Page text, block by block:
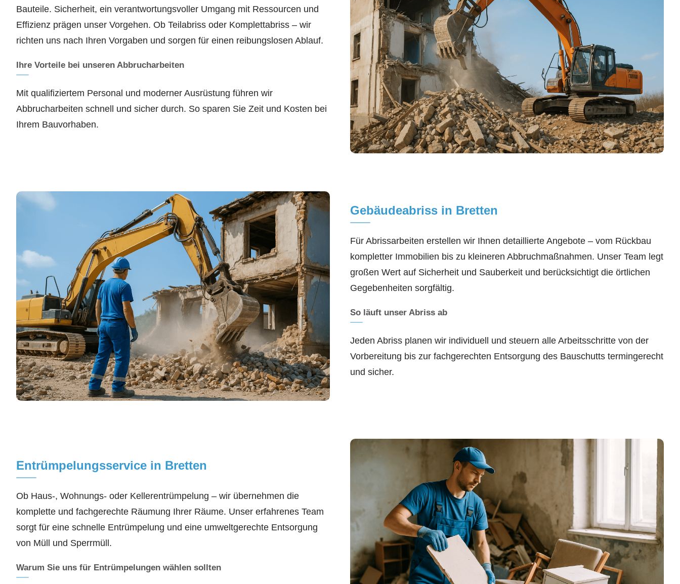
Bauteile. Sicherheit, ein verantwortungsvoller Umgang mit Ressourcen und
Effizienz prägen unser Vorgehen. Ob Teilabriss oder Komplettabriss – wir
richten uns nach Ihren Vorgaben und sorgen für einen reibungslosen Ablauf.
Ihre Vorteile bei unseren Abbrucharbeiten
Mit qualifiziertem Personal und moderner Ausrüstung führen wir
Abbrucharbeiten schnell und sicher durch. So sparen Sie Zeit und Kosten bei
Ihrem Bauvorhaben.
Gebäudeabriss in Bretten
Für Abrissarbeiten erstellen wir Ihnen detaillierte Angebote – vom Rückbau
kompletter Immobilien bis zu kleineren Abbruchmaßnahmen. Unser Team legt
großen Wert auf Sicherheit und Sauberkeit und berücksichtigt die örtlichen
Gegebenheiten sorgfältig.
So läuft unser Abriss ab
Jeden Abriss planen wir individuell und steuern alle Arbeitsschritte von der
Vorbereitung bis zur fachgerechten Entsorgung des Bauschutts termingerecht
und sicher.
Entrümpelungsservice in Bretten
Ob Haus-, Wohnungs- oder Kellerentrümpelung – wir übernehmen die
komplette und fachgerechte Räumung Ihrer Räume. Unser erfahrenes Team
sorgt für eine schnelle Entrümpelung und eine umweltgerechte Entsorgung
von Müll und Sperrmüll.
Warum Sie uns für Entrümpelungen wählen sollten